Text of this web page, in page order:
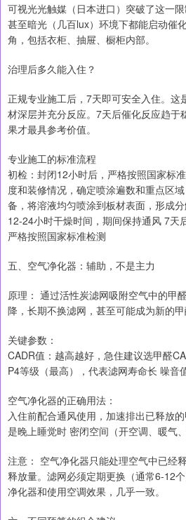
可视光光触媒（日本进口）突破了这一限
甚至暗光（几百lux）环境下都能启动催
角，包括衣柜、抽屉、橱柜内部。
治理后多久能入住？
正规专业施工后，7天即可安全入住。这
材深层并充分反应。7天后催化反应趋于
果才最具参考价值。
专业施工的标准流程
初检：封闭12小时后，严格按照国家标
度和装修情况，确定喷涂遍数和重点区
备，将溶液均匀喷涂到板材表面，形成
12-24小时干燥时间，期间保持通风 7天
严格按照国家标准检测
五、空气净化器：辅助，不是主力
原理： 通过活性炭滤网吸附空气中的甲
降，长期不换滤网，甚至可能成为新的甲
关键参数：
CADR值：越高越好，急住建议选甲醛
P4等级（最高），代表滤网寿命长 噪音
空气净化器的正确用法：
入住前配合通风使用，加速排出已释放
是晚上睡觉时 密闭空间（开空调、暖气
注意： 空气净化器只能处理空气中已经
释放量。滤网必须定期更换（通常6-12
净化器和使用空调效果，几乎一致。